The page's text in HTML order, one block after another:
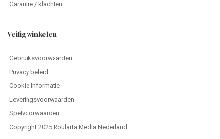
Garantie / klachten
Veilig winkelen
Gebruiksvoorwaarden
Privacy beleid
Cookie Informatie
Leveringsvoorwaarden
Spelvoorwaarden
Copyright 2025 Roularta Media Nederland